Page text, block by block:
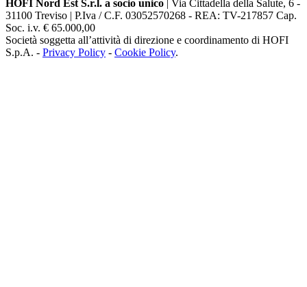
HOFI Nord Est S.r.l. a socio unico | Via Cittadella della Salute, 6 -
31100 Treviso | P.Iva / C.F. 03052570268 - REA: TV-217857 Cap.
Soc. i.v. € 65.000,00
Società soggetta all’attività di direzione e coordinamento di HOFI
S.p.A. - Privacy Policy - Cookie Policy.